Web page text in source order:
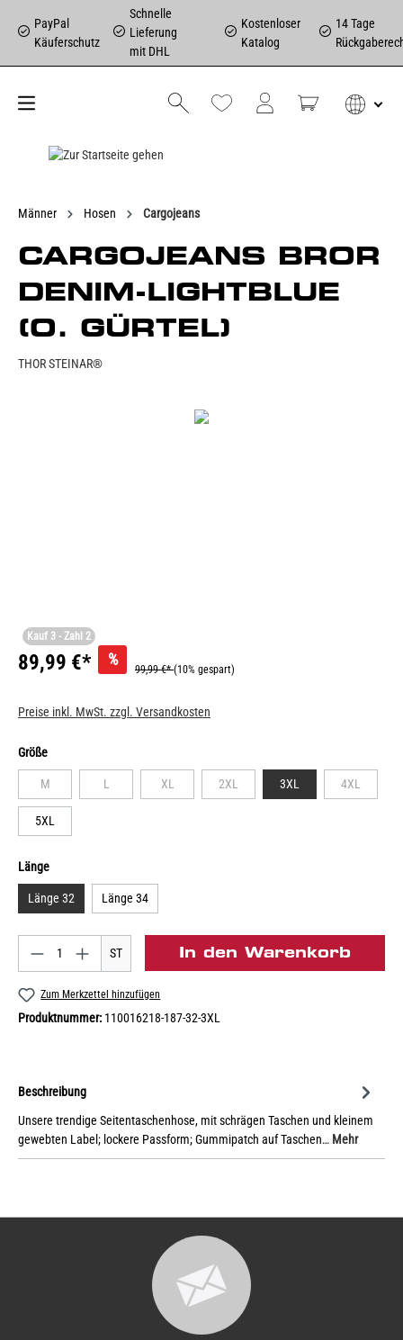
PayPal
Käuferschutz
Schnelle
Lieferung
mit DHL
Kostenloser
Katalog
14 Tage
Männer Hosen Cargojeans
CARGOJEANS BROR
DENIM-LIGHTBLUE
(O. GÜRTEL)
THOR STEINAR®
Kauf 3 - Zahl 2
89,99 €* %
99,99 €*(10% gespart)
Preise inkl. MwSt. zzgl. Versandkosten
Größe
M L XL 2XL 3XL 4XL
5XL
Länge
Länge 32 Länge 34
ST In den Warenkorb
Zum Merkzettel hinzufügen
Produktnummer: 110016218-187-32-3XL
Beschreibung
Unsere trendige Seitentaschenhose, mit schrägen Taschen und kleinem
gewebten Label; lockere Passform; Gummipatch auf Taschen… Mehr